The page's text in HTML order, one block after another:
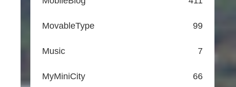
MovableType 99
Music 7
MyMiniCity 66